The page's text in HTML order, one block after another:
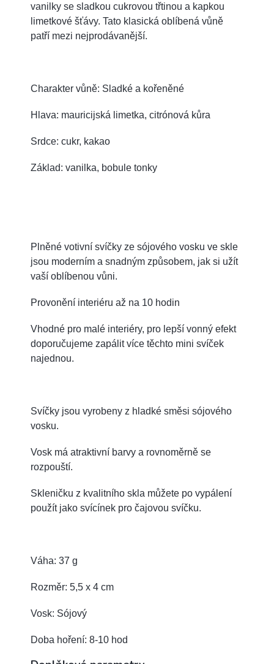
vanilky se sladkou cukrovou třtinou a kapkou
limetkové šťávy. Tato klasická oblíbená vůně
patří mezi nejprodávanější.
Charakter vůně: Sladké a kořeněné
Hlava: mauricijská limetka, citrónová kůra
Srdce: cukr, kakao
Základ: vanilka, bobule tonky
Plněné votivní svíčky ze sójového vosku ve skle
jsou moderním a snadným způsobem, jak si užít
vaší oblíbenou vůni.
Provonění interiéru až na 10 hodin
Vhodné pro malé interiéry, pro lepší vonný efekt
doporučujeme zapálit více těchto mini svíček
najednou.
Svíčky jsou vyrobeny z hladké směsi sójového
vosku.
Vosk má atraktivní barvy a rovnoměrně se
rozpouští.
Skleničku z kvalitního skla můžete po vypálení
použít jako svícínek pro čajovou svíčku.
Váha: 37 g
Rozměr: 5,5 x 4 cm
Vosk: Sójový
Doba hoření: 8-10 hod